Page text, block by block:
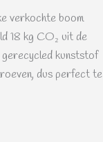
verkochte boom
18 kg CO₂ uit de
gerecycled kunststof
dus perfect te